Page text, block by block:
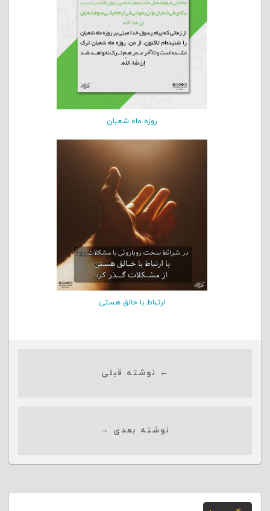
روزه ماه شعبان
ارتباط با خالق هستی
← نوشته قبلی
نوشته بعدی →